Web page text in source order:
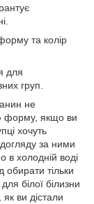
та колір
для
груп.
не
форму, якщо ви
хочуть
за ними
в холодній воді
обирати тільки
білої білизни
як ви дістали